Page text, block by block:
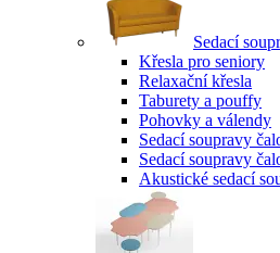
Sedací
Křesla pro seniory
Relaxační křesla
Taburety a pouffy
Pohovky a válendy
Sedací soupravy
Sedací soupravy
Akustické sedací